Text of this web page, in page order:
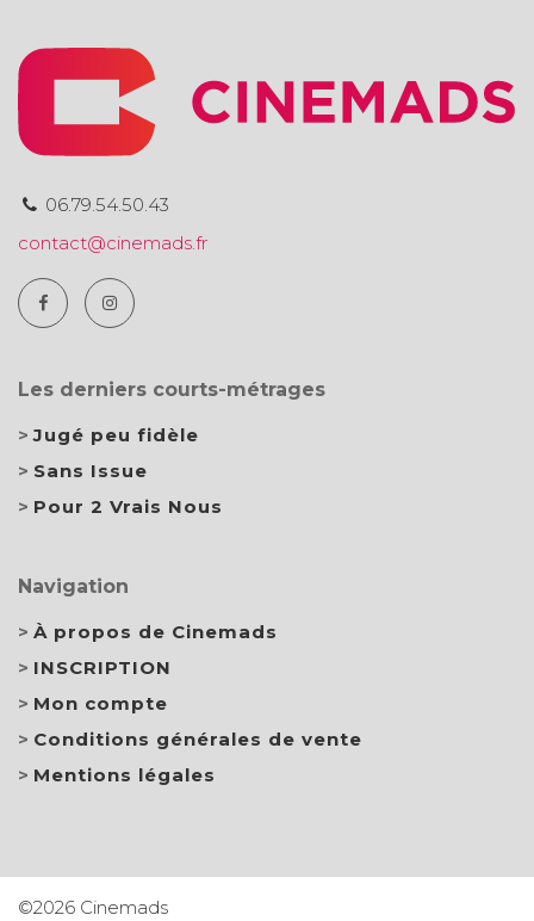
06.79.54.50.43
contact@cinemads.fr
Les derniers courts-métrages
Jugé peu fidèle
Sans Issue
Pour 2 Vrais Nous
Navigation
À propos de Cinemads
INSCRIPTION
Mon compte
Conditions générales de vente
Mentions légales
©2026 Cinemads